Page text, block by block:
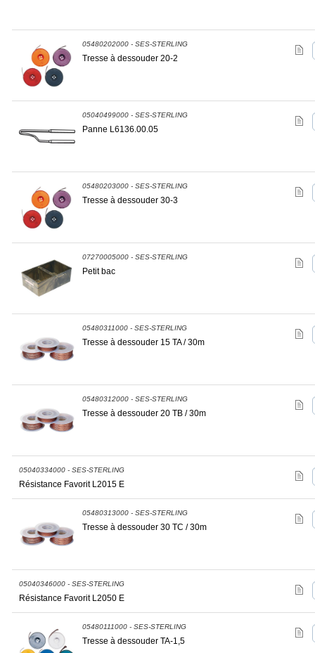
05480202000 - SES-STERLING
Tresse à dessouder 20-2
05040499000 - SES-STERLING
Panne L6136.00.05
05480203000 - SES-STERLING
Tresse à dessouder 30-3
07270005000 - SES-STERLING
Petit bac
05480311000 - SES-STERLING
Tresse à dessouder 15 TA / 30m
05480312000 - SES-STERLING
Tresse à dessouder 20 TB / 30m
05040334000 - SES-STERLING
Résistance Favorit L2015 E
05480313000 - SES-STERLING
Tresse à dessouder 30 TC / 30m
05040346000 - SES-STERLING
Résistance Favorit L2050 E
05480111000 - SES-STERLING
Tresse à dessouder TA-1,5